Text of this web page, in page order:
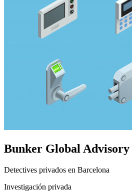
Bunker Global Advisory
Detectives privados en Barcelona
Investigación privada